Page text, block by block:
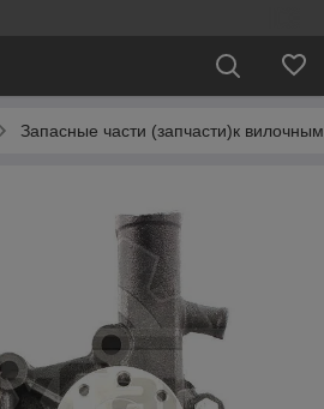
Запасные части (запчасти)к